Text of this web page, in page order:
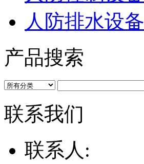
人防排水设备
产品搜索
联系我们
联系人: